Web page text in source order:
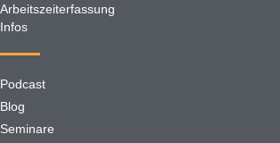
Arbeitszeiterfassung
Infos
Podcast
Blog
Seminare